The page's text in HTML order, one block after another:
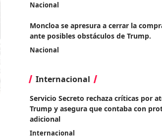
Nacional
Moncloa se apresura a cerrar la
ante posibles obstáculos de Trump.
Nacional
Internacional
Servicio Secreto rechaza críticas por
Trump y asegura que contaba con
adicional
Internacional